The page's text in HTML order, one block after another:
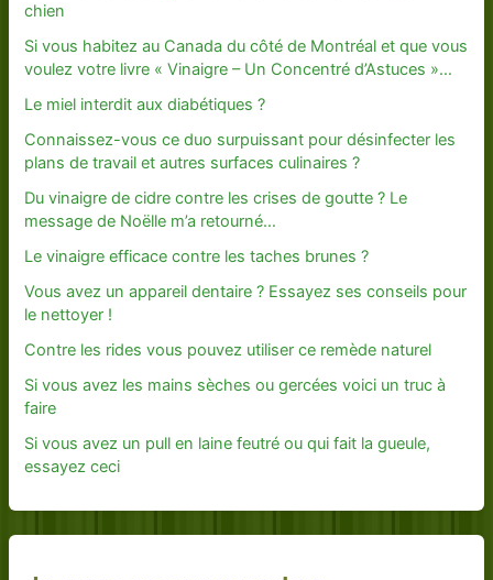
chien
Si vous habitez au Canada du côté de Montréal et que vous
voulez votre livre « Vinaigre – Un Concentré d’Astuces »…
Le miel interdit aux diabétiques ?
Connaissez-vous ce duo surpuissant pour désinfecter les
plans de travail et autres surfaces culinaires ?
Du vinaigre de cidre contre les crises de goutte ? Le
message de Noëlle m’a retourné…
Le vinaigre efficace contre les taches brunes ?
Vous avez un appareil dentaire ? Essayez ses conseils pour
le nettoyer !
Contre les rides vous pouvez utiliser ce remède naturel
Si vous avez les mains sèches ou gercées voici un truc à
faire
Si vous avez un pull en laine feutré ou qui fait la gueule,
essayez ceci